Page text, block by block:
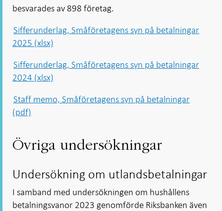
besvarades av 898 företag.
Sifferunderlag, Småföretagens syn på betalningar
2025 (xlsx)
Sifferunderlag, Småföretagens syn på betalningar
2024 (xlsx)
Staff memo, Småföretagens syn på betalningar
(pdf)
Övriga undersökningar
Undersökning om utlandsbetalningar
I samband med undersökningen om hushållens
betalningsvanor 2023 genomförde Riksbanken även